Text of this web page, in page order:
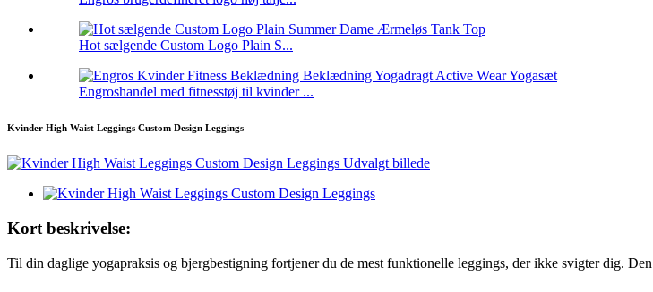
Hot sælgende Custom Logo Plain S...
Engroshandel med fitnesstøj til kvinder ...
Kvinder High Waist Leggings Custom Design Leggings
Kort beskrivelse:
Til din daglige yogapraksis og bjergbestigning fortjener du de mest funktionelle leggings, der ikke svigter dig.